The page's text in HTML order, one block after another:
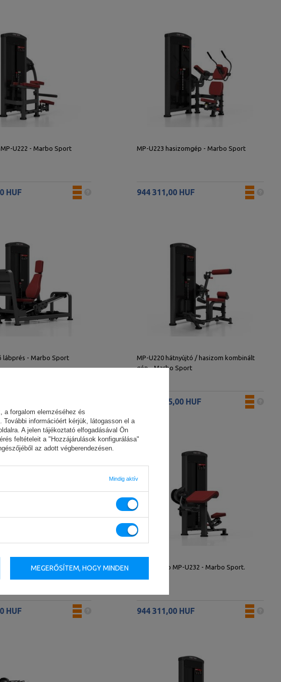
U222 - Marbo Sport
HUF
MP-U223 hasizomgép - Marbo Sport
944 311,00 HUF
lábprés - Marbo Sport
MP-U220 hátnyújtó / hasizom kombinált
gép - Marbo Sport
1 079 105,00 HUF
emelőgép - Marbo Sport
HUF
Bicepszgép MP-U232 - Marbo Sport.
944 311,00 HUF
a forgalom elemzéséhez és
információért kérjük, látogasson el a
A jelen tájékoztató elfogadásával Ön
feltételeit a "Hozzájárulások konfigurálása"
az adott végberendezésen.
Mindig aktív
MEGERŐSÍTEM, HOGY MINDEN